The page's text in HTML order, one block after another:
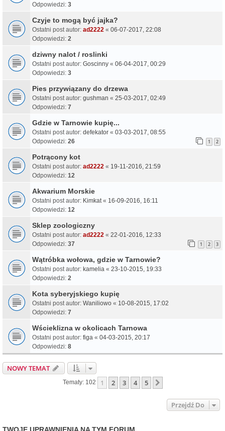
Odpowiedzi: 3
Czyje to mogą być jajka?
Ostatni post autor: ad2222 « 06-07-2017, 22:08
Odpowiedzi: 2
dziwny nalot / roslinki
Ostatni post autor: Goscinny « 06-04-2017, 00:29
Odpowiedzi: 3
Pies przywiązany do drzewa
Ostatni post autor: gushman « 25-03-2017, 02:49
Odpowiedzi: 7
Gdzie w Tarnowie kupię...
Ostatni post autor: defekator « 03-03-2017, 08:55
Odpowiedzi: 26 1 2
Potrącony kot
Ostatni post autor: ad2222 « 19-11-2016, 21:59
Odpowiedzi: 12
Akwarium Morskie
Ostatni post autor: Kimkat« 16-09-2016, 16:11
Odpowiedzi: 12
Sklep zoologiczny
Ostatni post autor: ad2222 « 22-01-2016, 12:33
Odpowiedzi: 37 1 2 3
Wątróbka wołowa, gdzie w Tarnowie?
Ostatni post autor: kamelia « 23-10-2015, 19:33
Odpowiedzi: 2
Kota syberyjskiego kupię
Ostatni post autor: Waniliowo « 10-08-2015, 17:02
Odpowiedzi: 7
Wścieklizna w okolicach Tarnowa
Ostatni post autor: figa « 04-03-2015, 20:17
Odpowiedzi: 8
NOWY TEMAT
Tematy: 102 1 2 3 4 5
Przejdź Do